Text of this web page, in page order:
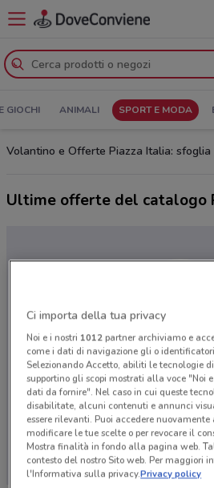
GIOCHI ANIMALI SPORT E MODA
Volantino e Offerte Piazza Italia: sfoglia
Ultime offerte del catalogo
Ci dispiace, al momento non
volantini nella tua zona.
Ci importa della tua privacy
Noi e i nostri 1012partner archiviamo e
come i dati di navigazione gli o
Selezionando Accetto, abiliti le tecnologie
supportino gli scopi mostrati alla voce "Noi
dati da fornire". Nel caso in cui queste
disabilitate, alcuni contenuti e annunci
essere rilevanti. Puoi accedere nuovamente
modificare le tue scelte o per revocare il
Mostra finalità in fondo alla pagina web.
contesto del nostro Sito web. Per maggiori
l'Informativa sulla privacy.Privacy policy